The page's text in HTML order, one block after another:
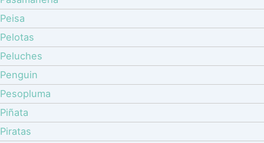
Peisa
Pelotas
Peluches
Penguin
Pesopluma
Piñata
Piratas